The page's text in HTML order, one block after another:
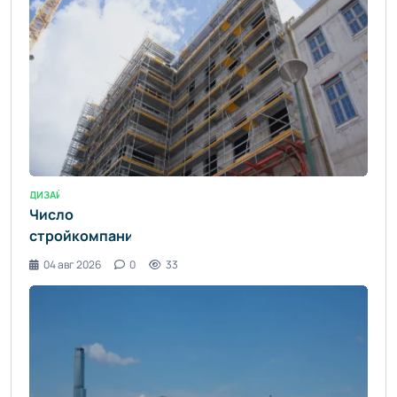
комфорт»
ДИЗАЙН ИНТЕРЬЕРА / УЮТ И КОМФОРТ
Число
стройкомпаний
с
выросло в
Алматы -
informburo.kz
04 авг 2026 0 33